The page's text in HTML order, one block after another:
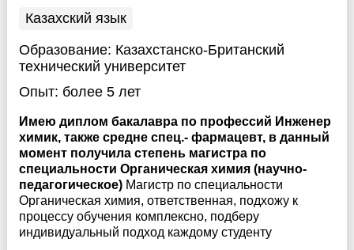
Казахский язык
Образование: Казахстанско-Британский
технический университет
Опыт: более 5 лет
Имею диплом бакалавра по профессий Инженер
химик, также средне спец.- фармацевт, в данный
момент получила степень магистра по
специальности Органическая химия (научно-
педагогическое) Магистр по специальности
Органическая химия, ответственная, подхожу к
процессу обучения комплексно, подберу
индивидуальный подход каждому студенту